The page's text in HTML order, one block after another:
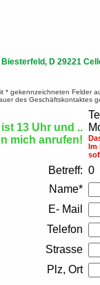
D 29221
* gekennzeichneten Felder
des Geschäftskontaktes
ist 13 Uhr und ..
mich anrufen!
Im
Betreff: 0
Name*
E- Mail
Telefon
Strasse
Plz, Ort